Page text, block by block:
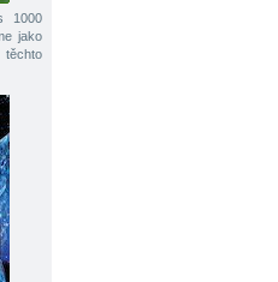
1000
jako
těchto